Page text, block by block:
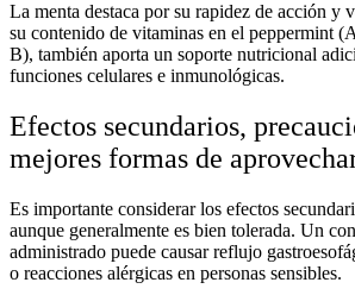
La menta destaca por su rapidez de acción y
su contenido de vitaminas en el peppermint
B), también aporta un soporte nutricional
funciones celulares e inmunológicas.
Efectos secundarios,
mejores formas de
Es importante considerar los efectos
aunque generalmente es bien tolerada. Un
administrado puede causar reflujo
o reacciones alérgicas en personas sensibles.